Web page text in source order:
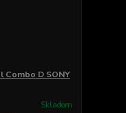
Combo D SONY
Skladom